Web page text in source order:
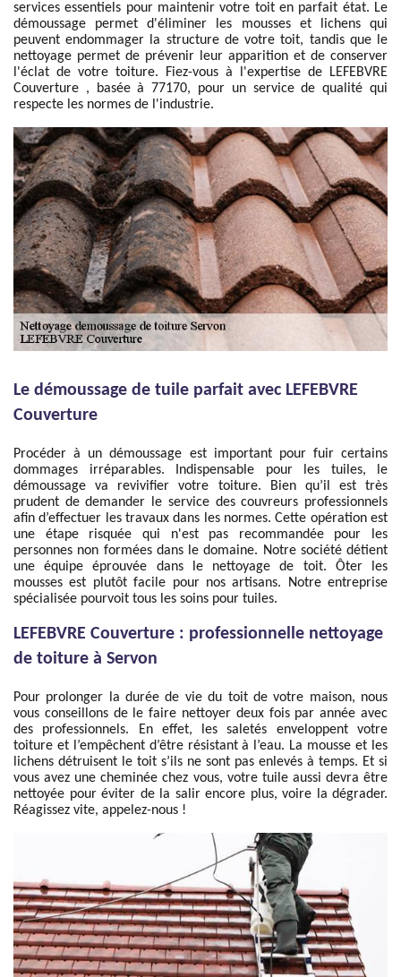
services essentiels pour maintenir votre toit en parfait état. Le
démoussage permet d'éliminer les mousses et lichens qui
peuvent endommager la structure de votre toit, tandis que le
nettoyage permet de prévenir leur apparition et de conserver
l'éclat de votre toiture. Fiez-vous à l'expertise de LEFEBVRE
Couverture , basée à 77170, pour un service de qualité qui
respecte les normes de l'industrie.
Le démoussage de tuile parfait avec LEFEBVRE
Couverture
Procéder à un démoussage est important pour fuir certains
dommages irréparables. Indispensable pour les tuiles, le
démoussage va revivifier votre toiture. Bien qu’il est très
prudent de demander le service des couvreurs professionnels
afin d’effectuer les travaux dans les normes. Cette opération est
une étape risquée qui n'est pas recommandée pour les
personnes non formées dans le domaine. Notre société détient
une équipe éprouvée dans le nettoyage de toit. Ôter les
mousses est plutôt facile pour nos artisans. Notre entreprise
spécialisée pourvoit tous les soins pour tuiles.
LEFEBVRE Couverture : professionnelle nettoyage
de toiture à Servon
Pour prolonger la durée de vie du toit de votre maison, nous
vous conseillons de le faire nettoyer deux fois par année avec
des professionnels. En effet, les saletés enveloppent votre
toiture et l’empêchent d’être résistant à l’eau. La mousse et les
lichens détruisent le toit s’ils ne sont pas enlevés à temps. Et si
vous avez une cheminée chez vous, votre tuile aussi devra être
nettoyée pour éviter de la salir encore plus, voire la dégrader.
Réagissez vite, appelez-nous !